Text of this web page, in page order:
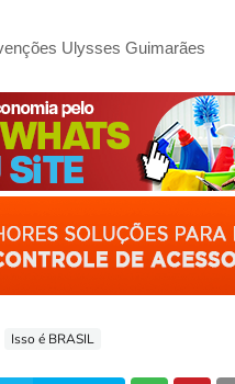
Ulysses Guimarães
Isso é BRASIL